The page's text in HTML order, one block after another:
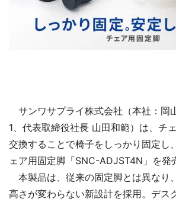
サンワサプライ株式会社（本社：岡
1、代表取締役社長 山田和範）は、チ
交換することで椅子をしっかり固定し
ェア用固定脚「SNC-ADJST4N」を発
本製品は、従来の固定脚とは異なり
高さが変わらない新設計を採用。デス